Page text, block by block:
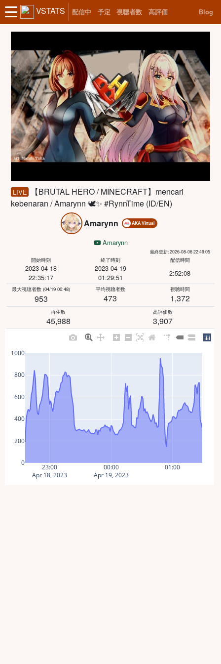
VSTATS 配信中 予定 視聴者数 高評価 Blog
LIVE
【BRUTAL HERO / MINECRAFT】mencari
kebenaran / Amarynn 🕊️✨ #RynnTime (ID/EN)
Amarynn
AKA Virtual
Amarynn
最終更新: 2026-08-06 22:49:05
開始時刻
2023-04-18
22:35:17
終了時刻
2023-04-19
01:29:51
配信時間
2:52:08
最大視聴者数 (04/19 00:48)
953
平均視聴者数
473
視聴時間
1,372
再生数
45,988
高評価数
3,907
23:00
Apr 18, 2023
00:00
Apr 19, 2023
01:00
0
200
400
600
800
1000